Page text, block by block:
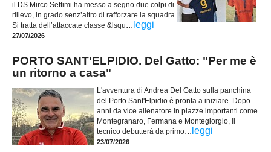
il DS Mirco Settimi ha messo a segno due colpi di
rilievo, in grado senz’altro di rafforzare la squadra.
Si tratta dell’attaccate classe &lsqu... leggi
27/07/2026
PORTO SANT'ELPIDIO. Del Gatto: "Per me è
un ritorno a casa"
L'avventura di Andrea Del Gatto sulla panchina
del Porto Sant'Elpidio è pronta a iniziare. Dopo
anni da vice allenatore in piazze importanti come
Montegranaro, Fermana e Montegiorgio, il
tecnico debutterà da primo... leggi
23/07/2026